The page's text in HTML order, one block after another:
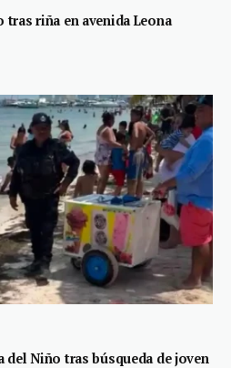
riña en avenida Leona
del Niño tras búsqueda de joven